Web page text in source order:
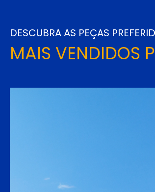
DESCUBRA AS PEÇAS
MAIS VENDIDOS